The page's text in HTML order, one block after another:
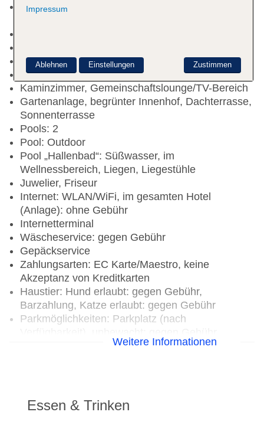
Kurtaxe/Ökotaxe/Touristensteuer zahlbar vor Ort:
Rezeption, Geldwechsel möglich, Hotelsafe
Lift
Kaminzimmer, Gemeinschaftslounge/TV-Bereich
Gartenanlage, begrünter Innenhof, Dachterrasse,
Sonnenterrasse
Pools: 2
Pool: Outdoor
Pool „Hallenbad“: Süßwasser, im
Wellnessbereich, Liegen, Liegestühle
Juwelier, Friseur
Internet: WLAN/WiFi, im gesamten Hotel
(Anlage): ohne Gebühr
Internetterminal
Wäscheservice: gegen Gebühr
Gepäckservice
Zahlungsarten: EC Karte/Maestro, keine
Akzeptanz von Kreditkarten
Haustier: Hund erlaubt: gegen Gebühr,
Barzahlung, Katze erlaubt: gegen Gebühr
Parkmöglichkeiten: Parkplatz (nach
Garage: gegen Gebühr, Stellplätze, nicht
Weitere Informationen
Essen & Trinken
Impressum
Zustimmen
Ablehnen Einstellungen